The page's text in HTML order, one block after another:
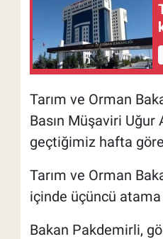
Tarım ve Orman
Basın Müşaviri Uğur
geçtiğimiz hafta
Tarım ve Orman
içinde üçüncü atama
Bakan Pakdemirli,